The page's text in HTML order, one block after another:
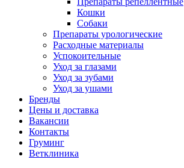
Кошки
Собаки
Препараты урологические
Расходные материалы
Успокоительные
Уход за глазами
Уход за зубами
Уход за ушами
Бренды
Цены и доставка
Вакансии
Контакты
Груминг
Ветклиника